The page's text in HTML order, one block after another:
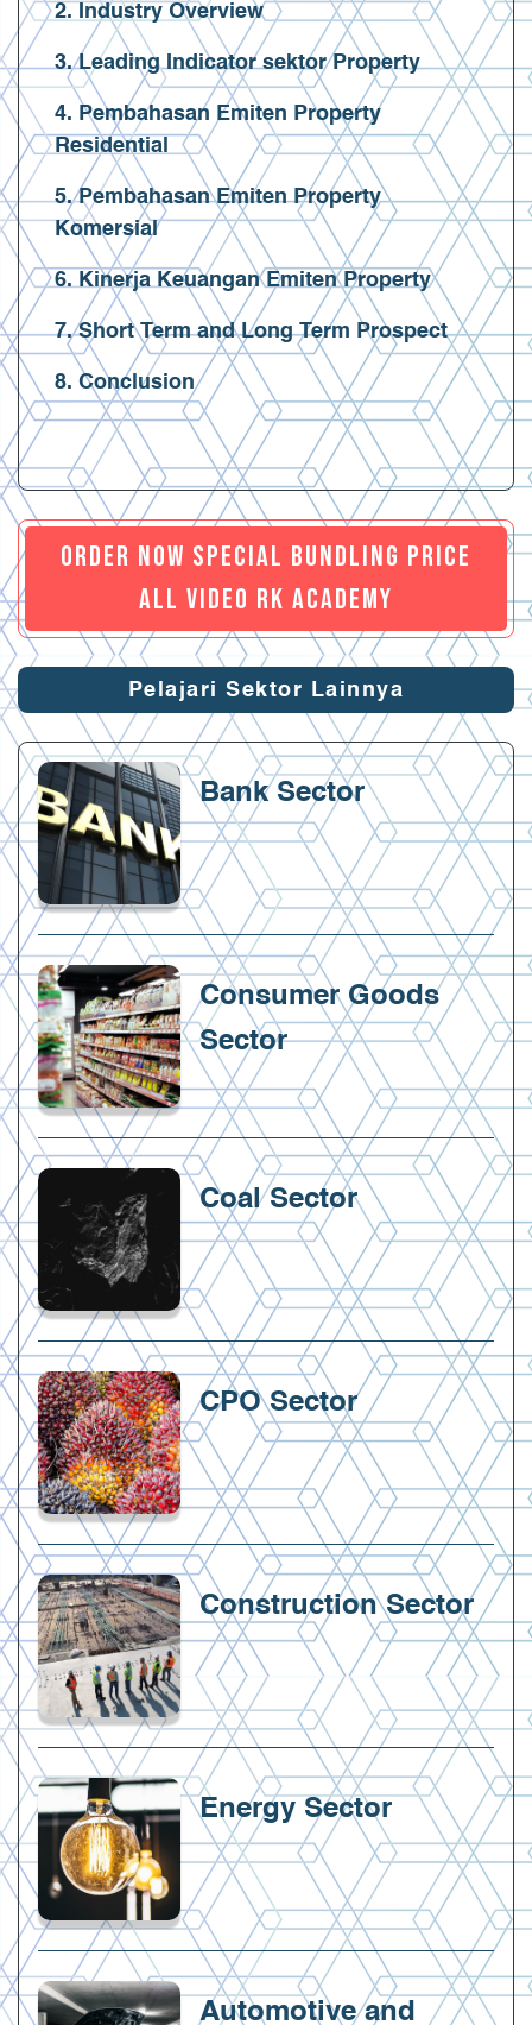
2. Industry Overview
3. Leading Indicator sektor Property
4. Pembahasan Emiten Property
Residential
5. Pembahasan Emiten Property
Komersial
6. Kinerja Keuangan Emiten Property
7. Short Term and Long Term Prospect
8. Conclusion
ORDER NOW SPECIAL BUNDLING PRICE
ALL VIDEO RK ACADEMY
Pelajari Sektor Lainnya
Bank Sector
Consumer Goods
Sector
Coal Sector
CPO Sector
Construction Sector
Energy Sector
Automotive and